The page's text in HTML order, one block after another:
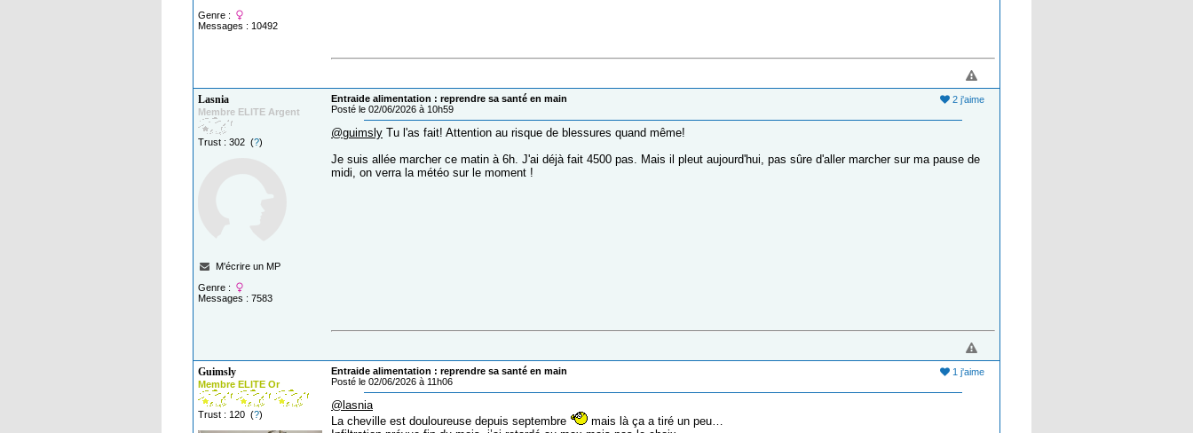
Genre :
Messages : 10492
Lasnia
Membre ELITE Argent
Trust : 302 (?)
M'écrire un MP
Genre :
Messages : 7583
2 j'aime
Entraide alimentation : reprendre sa santé en main
Posté le 02/06/2026 à 10h59
@guimsly Tu l'as fait! Attention au risque de blessures quand même!
Je suis allée marcher ce matin à 6h. J'ai déjà fait 4500 pas. Mais il pleut aujourd'hui, pas sûre d'aller marcher sur ma pause de
midi, on verra la météo sur le moment !
Guimsly
Membre ELITE Or
Trust : 120 (?)
1 j'aime
Entraide alimentation : reprendre sa santé en main
Posté le 02/06/2026 à 11h06
@lasnia
La cheville est douloureuse depuis septembre
mais là ça a tiré un peu…